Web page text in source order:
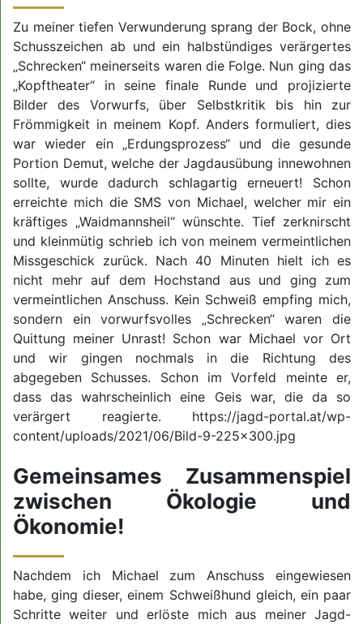
Zu meiner tiefen Verwunderung sprang der Bock, ohne
Schusszeichen ab und ein halbstündiges verärgertes
„Schrecken“ meinerseits waren die Folge. Nun ging das
„Kopftheater“ in seine finale Runde und projizierte
Bilder des Vorwurfs, über Selbstkritik bis hin zur
Frömmigkeit in meinem Kopf. Anders formuliert, dies
war wieder ein „Erdungsprozess“ und die gesunde
Portion Demut, welche der Jagdausübung innewohnen
sollte, wurde dadurch schlagartig erneuert! Schon
erreichte mich die SMS von Michael, welcher mir ein
kräftiges „Waidmannsheil“ wünschte. Tief zerknirscht
und kleinmütig schrieb ich von meinem vermeintlichen
Missgeschick zurück. Nach 40 Minuten hielt ich es
nicht mehr auf dem Hochstand aus und ging zum
vermeintlichen Anschuss. Kein Schweiß empfing mich,
sondern ein vorwurfsvolles „Schrecken“ waren die
Quittung meiner Unrast! Schon war Michael vor Ort
und wir gingen nochmals in die Richtung des
abgegeben Schusses. Schon im Vorfeld meinte er,
dass das wahrscheinlich eine Geis war, die da so
verärgert reagierte. https://jagd-portal.at/wp-
content/uploads/2021/06/Bild-9-225x300.jpg
Gemeinsames Zusammenspiel
zwischen Ökologie und
Ökonomie!
Nachdem ich Michael zum Anschuss eingewiesen
habe, ging dieser, einem Schweißhund gleich, ein paar
Schritte weiter und erlöste mich aus meiner Jagd-